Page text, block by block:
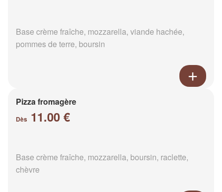
Base crème fraîche, mozzarella, viande hachée,
pommes de terre, boursin
Pizza fromagère
Dès 11.00 €
Base crème fraîche, mozzarella, boursin, raclette,
chèvre